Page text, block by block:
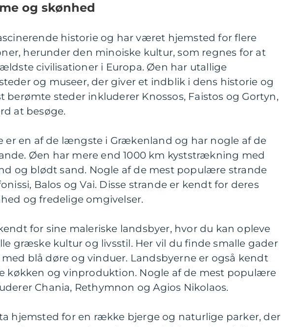
og skønhed
historie og har været hjemsted for flere
herunder den minoiske kultur, som regnes for at
civilisationer i Europa. Øen har utallige
og museer, der giver et indblik i dens historie og
berømte steder inkluderer Knossos, Faistos og Gortyn,
at besøge.
er en af de længste i Grækenland og har nogle af de
Øen har mere end 1000 km kyststrækning med
og blødt sand. Nogle af de mest populære strande
Balos og Vai. Disse strande er kendt for deres
og fredelige omgivelser.
for sine maleriske landsbyer, hvor du kan opleve
græske kultur og livsstil. Her vil du finde smalle gader
blå døre og vinduer. Landsbyerne er også kendt
køkken og vinproduktion. Nogle af de mest populære
Chania, Rethymnon og Agios Nikolaos.
hjemsted for en række bjerge og naturlige parker, der